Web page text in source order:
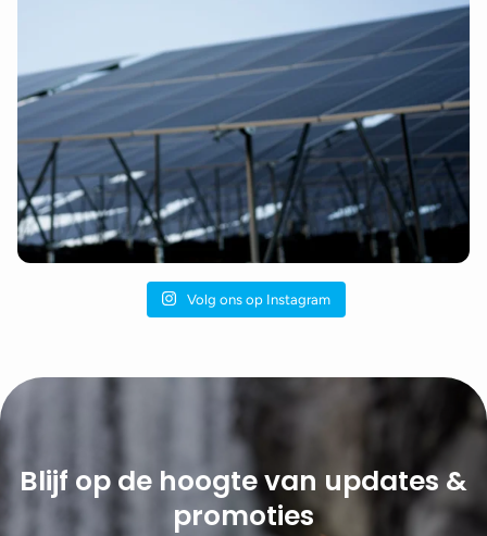
Volg ons op Instagram
Blijf op de hoogte van updates &
promoties